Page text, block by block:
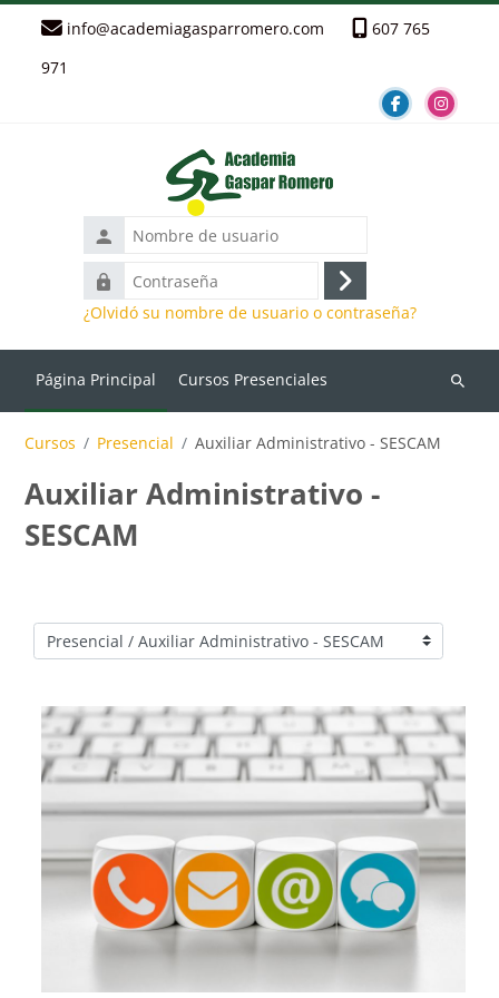
info@academiagasparromero.com
607 765
971
Nombre
de
usuario
Contraseña
Acceder
¿Olvidó su nombre de usuario o contraseña?
Página Principal Cursos Presenciales
Cursos Presencial Auxiliar Administrativo - SESCAM
Auxiliar Administrativo -
SESCAM
Categorías